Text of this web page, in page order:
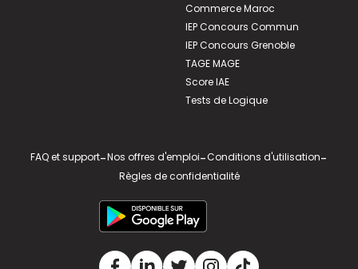
Commerce Maroc
IEP Concours Commun
IEP Concours Grenoble
TAGE MAGE
Score IAE
Tests de Logique
FAQ et support-Nos offres d'emploi-Conditions d'utilisation-
Règles de confidentialité